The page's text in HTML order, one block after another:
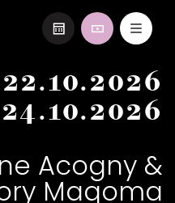
22.10.2026
24.10.2026
Acogny &
Maqoma